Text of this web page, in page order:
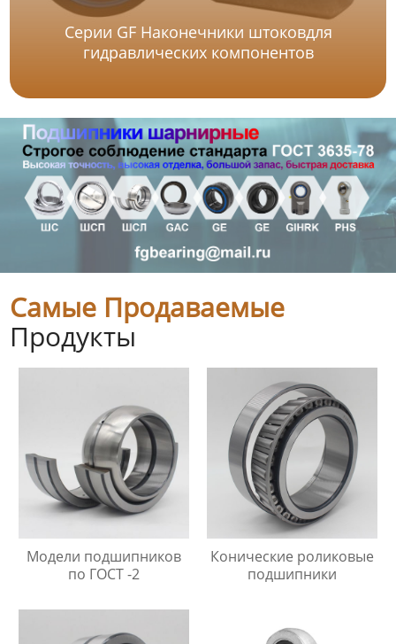
Серии GF Наконечники штоковдля
гидравлических компонентов
Самые Продаваемые
Продукты
Модели подшипников
по ГОСТ -2
Конические роликовые
подшипники